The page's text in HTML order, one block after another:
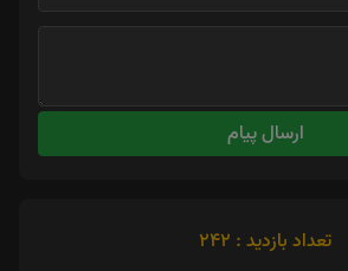
ارسال پیام
تعداد بازدید : 242